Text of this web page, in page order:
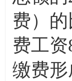
费）
费工
缴费